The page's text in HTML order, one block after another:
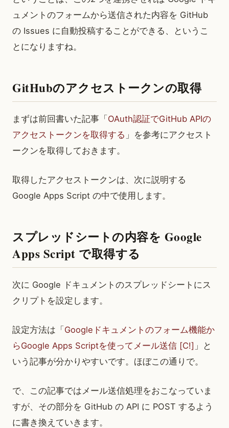
ュメントのフォームから送信された内容を GitHub
の Issues に自動投稿することができる、というこ
とになりますね。
GitHubのアクセストークンの取得
まずは前回書いた記事「 OAuth認証でGitHub APIの
アクセストークンを取得する 」を参考にアクセスト
ークンを取得しておきます。
取得したアクセストークンは、次に説明する
Google Apps Script の中で使用します。
スプレッドシートの内容を Google
Apps Script で取得する
次に Google ドキュメントのスプレッドシートにス
クリプトを設定します。
設定方法は「 Googleドキュメントのフォーム機能か
らGoogle Apps Scriptを使ってメール送信 [C!] 」と
いう記事が分かりやすいです。ほぼこの通りで。
で、この記事ではメール送信処理をおこなっていま
すが、その部分を GitHub の API に POST するよう
に書き換えていきます。